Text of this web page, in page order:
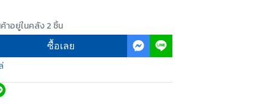
าอยู่ในคลัง 2 ชิ้น
ซื้อเลย